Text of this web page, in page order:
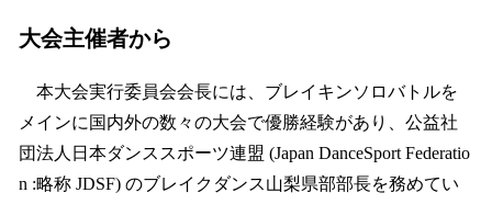
大会主催者から
本大会実行委員会会長には、ブレイキンソロバトルを
メインに国内外の数々の大会で優勝経験があり、公益社
団法人日本ダンススポーツ連盟 (Japan DanceSport Federatio
n :略称 JDSF) のブレイクダンス山梨県部部長を務めてい